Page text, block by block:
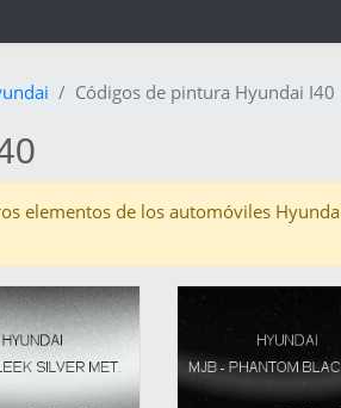
Códigos de pintura Hyundai I40
elementos de los automóviles